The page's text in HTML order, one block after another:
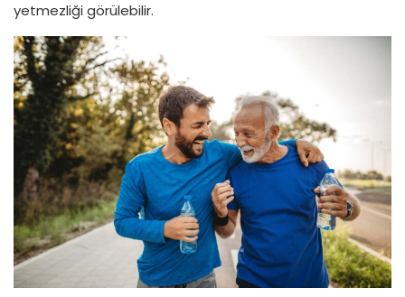
yetmezliği görülebilir.